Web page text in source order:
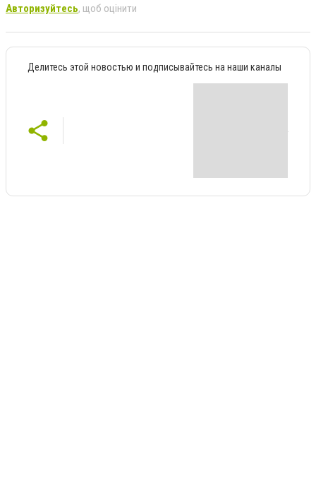
Авторизуйтесь, щоб оцінити
Делитесь этой новостью и подписывайтесь на наши каналы